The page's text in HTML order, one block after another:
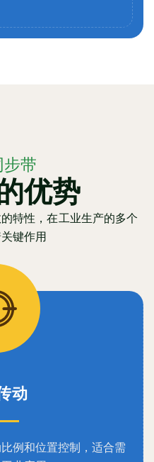
步带
优势
特性，在工业生产的多个
键作用
动
例和位置控制，适合需